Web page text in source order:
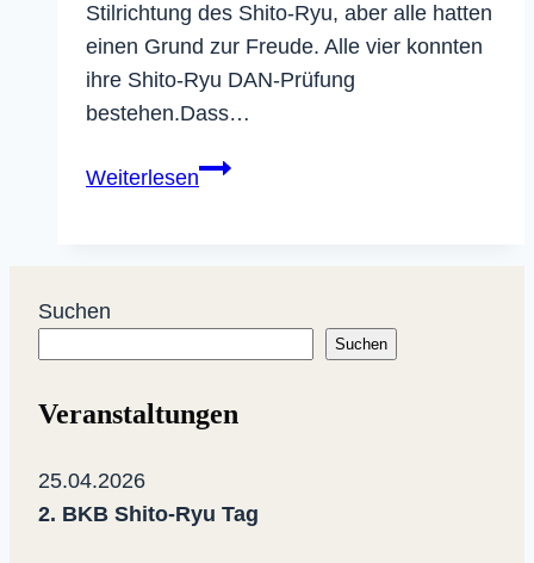
Stilrichtung des Shito-Ryu, aber alle hatten
einen Grund zur Freude. Alle vier konnten
ihre Shito-Ryu DAN-Prüfung
bestehen.Dass…
WeiterlesenNeue
Karate-
Do
Suchen
Suchen
Veranstaltungen
25.04.2026
2. BKB Shito-Ryu Tag